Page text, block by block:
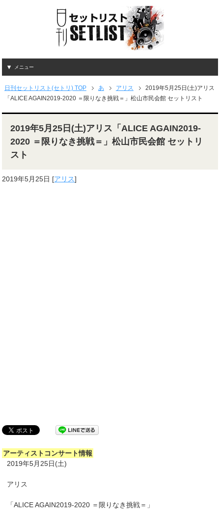
メニュー
日刊セットリスト(セトリ) TOP あ アリス
2019年5月25日(土)アリス
「ALICE AGAIN2019-2020 ＝限りなき挑戦＝」松山市民会館 セットリスト
2019年5月25日(土)アリス「ALICE AGAIN2019-
2020 ＝限りなき挑戦＝」松山市民会館 セットリ
スト
2019年5月25日 [アリス]
アーティストコンサート情報
2019年5月25日(土)
アリス
「ALICE AGAIN2019-2020 ＝限りなき挑戦＝」